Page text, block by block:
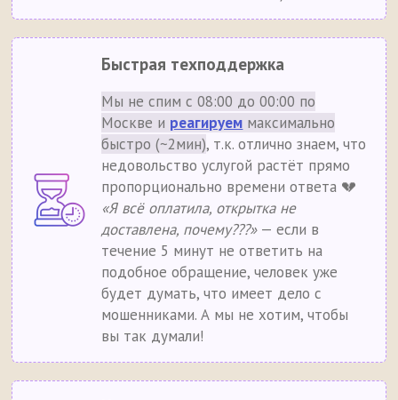
Быстрая техподдержка
Мы не спим с 08:00 до 00:00 по
Москве и реагируем максимально
быстро (~2мин), т.к. отлично знаем, что
недовольство услугой растёт прямо
пропорционально времени ответа 💔
«Я всё оплатила, открытка не
доставлена, почему???»— если в
течение 5 минут не ответить на
подобное обращение, человек уже
будет думать, что имеет дело с
мошенниками. А мы не хотим, чтобы
вы так думали!